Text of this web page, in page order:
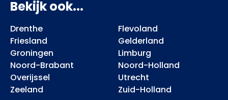
Bekijk ook...
Drenthe
Flevoland
Friesland
Gelderland
Groningen
Limburg
Noord-Brabant
Noord-Holland
Overijssel
Utrecht
Zeeland
Zuid-Holland